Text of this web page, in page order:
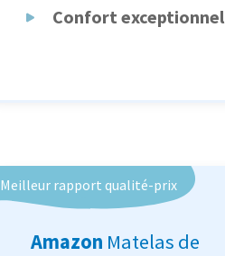
Confort exceptionnel
Meilleur rapport qualité-prix
Amazon Matelas de